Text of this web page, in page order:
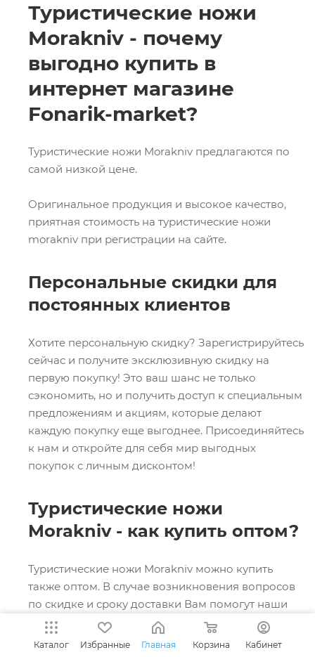
Туристические ножи
Morakniv - почему
выгодно купить в
интернет магазине
Fonarik-market?
Туристические ножи Morakniv предлагаются по
самой низкой цене.
Оригинальное продукция и высокое качество,
приятная стоимость на туристические ножи
morakniv при регистрации на сайте.
Персональные скидки для
постоянных клиентов
Хотите персональную скидку? Зарегистрируйтесь
сейчас и получите эксклюзивную скидку на
первую покупку! Это ваш шанс не только
сэкономить, но и получить доступ к специальным
предложениям и акциям, которые делают
каждую покупку еще выгоднее. Присоединяйтесь
к нам и откройте для себя мир выгодных
покупок с личным дисконтом!
Туристические ножи
Morakniv - как купить оптом?
Туристические ножи Morakniv можно купить
также оптом. В случае возникновения вопросов
по скидке и сроку доставки Вам помогут наши
менеджеры. Для этого достаточно оставить
заявку на скидку на оптовый заказ или
Каталог Избранные Главная Корзина Кабинет